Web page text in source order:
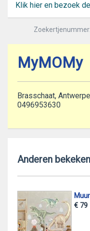
Klik hier en bezoek
MyMOMy
Brasschaat,
0496953630
Anderen bekeken
€ 79